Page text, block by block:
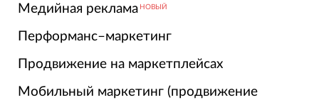
Медийная реклама НОВЫЙ
Перформанс–маркетинг
Продвижение на маркетплейсах
Мобильный маркетинг (продвижение